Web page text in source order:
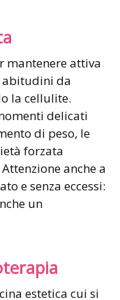
mantenere attiva
abitudini da
la cellulite.
delicati
di peso, le
forzata
anche a
e senza eccessi:
un
estetica cui si